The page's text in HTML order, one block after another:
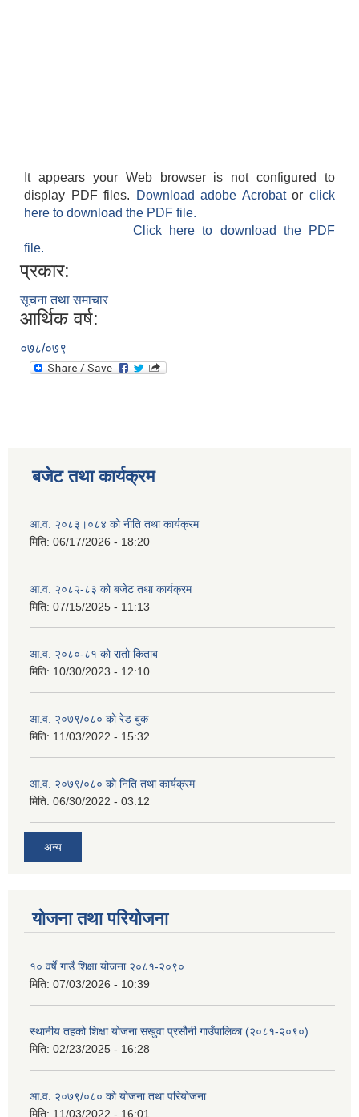
It appears your Web browser is not configured to
display PDF files.
Download adobe Acrobatorclick
here to download the PDF file.
Click here to download the PDF
file.
प्रकार:
सूचना तथा समाचार
आर्थिक वर्ष:
०७८/०७९
बजेट तथा कार्यक्रम
आ.व. २०८३।०८४ को नीति तथा कार्यक्रम
मिति: 06/17/2026 - 18:20
आ.व. २०८२-८३ को बजेट तथा कार्यक्रम
मिति: 07/15/2025 - 11:13
आ.व. २०८०-८१ को रातो किताब
मिति: 10/30/2023 - 12:10
आ.व. २०७९/०८० को रेड बुक
मिति: 11/03/2022 - 15:32
आ.व. २०७९/०८० को निति तथा कार्यक्रम
मिति: 06/30/2022 - 03:12
अन्य
योजना तथा परियोजना
१० वर्षे गाउँ शिक्षा योजना २०८१-२०९०
मिति: 07/03/2026 - 10:39
स्थानीय तहको शिक्षा योजना सखुवा प्रसौनी गाउँपालिका (२०८१-२०९०)
मिति: 02/23/2025 - 16:28
आ.व. २०७९/०८० को योजना तथा परियोजना
मिति: 11/03/2022 - 16:01